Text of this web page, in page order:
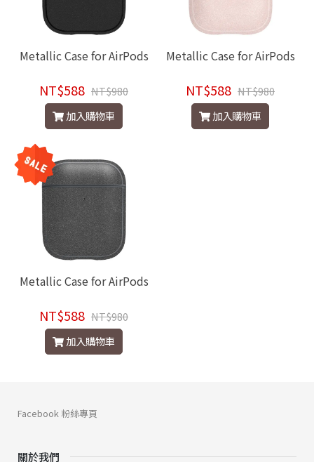
Metallic Case for AirPods
NT$588 NT$980
加入購物車
Metallic Case for AirPods
NT$588 NT$980
加入購物車
Metallic Case for AirPods
NT$588 NT$980
加入購物車
關於我們
Facebook 粉絲專頁